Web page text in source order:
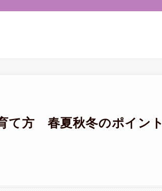
て方 春夏秋冬のポイント